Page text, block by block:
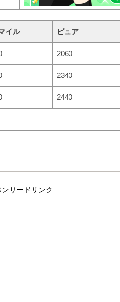
イル ピュア
2060
2340
2440
ンサードリンク